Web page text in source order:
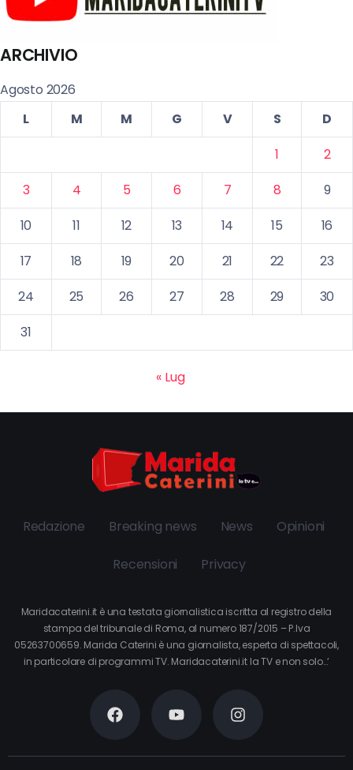
ARCHIVIO
Agosto 2026
L
M M G V S
D
1
2
3
4 5 6 7 8
9
10
11 12 13 14 15
16
17
18 19 20 21 22
23
24
25 26 27 28 29
30
31
« Lug
Redazione Breaking news News Opinioni
Recensioni Privacy
Maridacaterini.it è una testata giornalistica iscritta al registro della
stampa del tribunale di Roma, al numero 187/2015 – P.Iva
05263700659. Marida Caterini è una giornalista, esperta di spettacoli,
in particolare di programmi TV. Maridacaterini.it la TV e non solo…’